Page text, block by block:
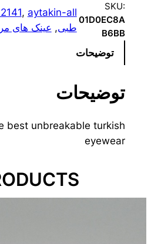
SKU:
01D0EC8A
B6BB
, aytakin-all
طبی, عینک های
توضیحات
توضیحات
best unbreakable turkish
eyewear